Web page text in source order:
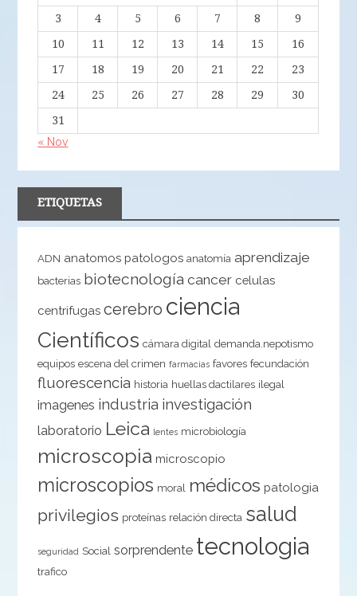
3
4 5 6 7 8
9
10
11 12 13 14 15
16
17
18 19 20 21 22
23
24
25 26 27 28 29
30
31
« Nov
ETIQUETAS
ADN anatomos patologos anatomía aprendizaje
bacterias biotecnología cancer celulas
centrifugas cerebro ciencia
Científicos cámara digital demanda.nepotismo
equipos escena del crimen farmacias favores fecundación
fluorescencia historia huellas dactilares ilegal
imagenes industria investigación
laboratorio Leica lentes microbiología
microscopia microscopio
microscopios moral médicos patologia
privilegios proteínas relación directa salud
seguridad Social sorprendente tecnologia
trafico